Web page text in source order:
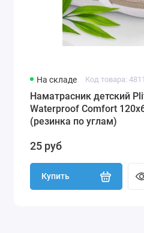
На складе Код товара:
Наматрасник детский
Waterproof Comfort
(резинка по углам)
25 руб
Купить